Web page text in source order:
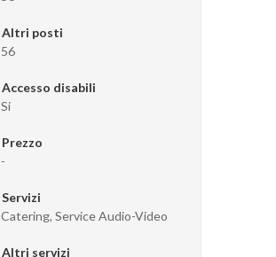
Altri posti
56
Accesso disabili
Si
Prezzo
-
Servizi
Catering, Service Audio-Video
Altri servizi